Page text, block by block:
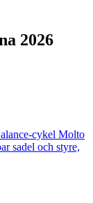
2026
cykel Molto
sadel och styre,